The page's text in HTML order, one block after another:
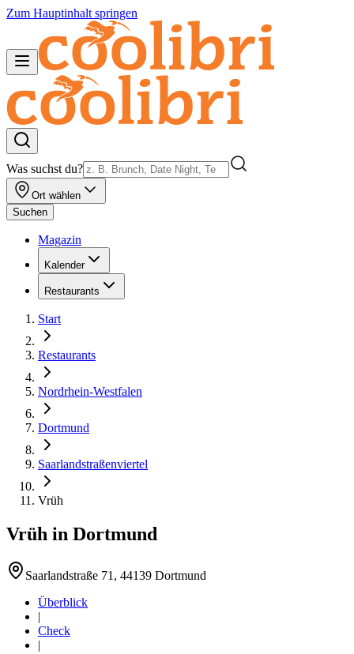
Zum Hauptinhalt springen
Was suchst du?
Ort wählen
Suchen
Magazin
Kalender
Restaurants
Start
Restaurants
Nordrhein-Westfalen
Dortmund
Saarlandstraßenviertel
Vrüh
Vrüh in Dortmund
Saarlandstraße 71, 44139 Dortmund
Überblick
|
Check
|